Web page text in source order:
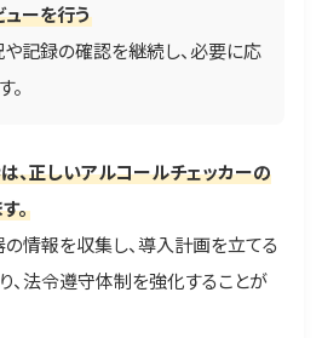
ーを行う
記録の確認を継続し、必要に応
。
、正しいアルコールチェッカーの
。
情報を収集し、導入計画を立てる
、法令遵守体制を強化することが